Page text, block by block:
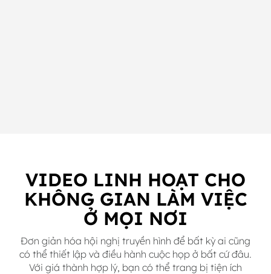
VIDEO LINH HOẠT CHO
KHÔNG GIAN LÀM VIỆC
Ở MỌI NƠI
Đơn giản hóa hội nghị truyền hình để bất kỳ ai cũng
có thể thiết lập và điều hành cuộc họp ở bất cứ đâu.
Với giá thành hợp lý, bạn có thể trang bị tiện ích